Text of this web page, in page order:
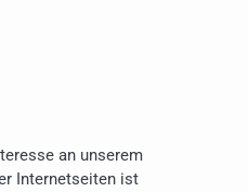
an unserem
Internetseiten ist